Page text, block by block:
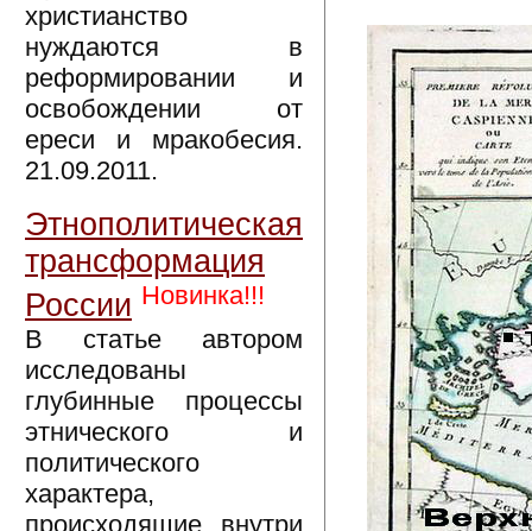
христианство
нуждаются в
реформировании и
освобождении от
ереси и мракобесия.
21.09.2011.
Этнополитическая
трансформация
России Новинка!!!
В статье автором
исследованы
глубинные процессы
этнического и
политического
характера,
происходящие внутри